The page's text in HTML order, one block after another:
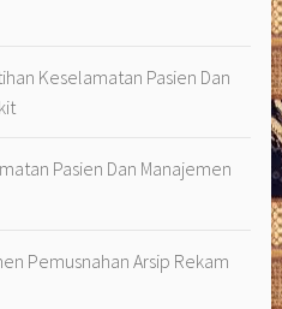
Keselamatan Pasien Dan
Pasien Dan Manajemen
Pemusnahan Arsip Rekam